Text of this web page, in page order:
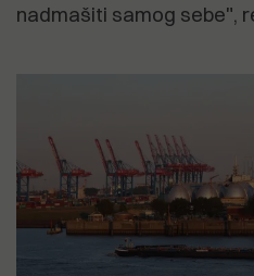
nadmašiti samog sebe",